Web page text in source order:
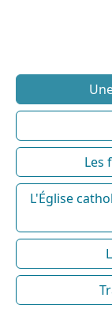
Les
L'Église